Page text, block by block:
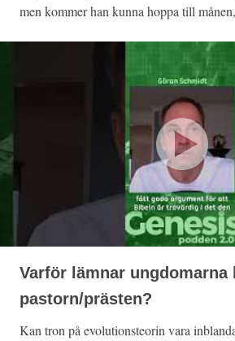
men kommer han kunna hoppa till
Varför lämnar ungdomarna
pastorn/prästen?
Kan tron på evolutionsteorin vara